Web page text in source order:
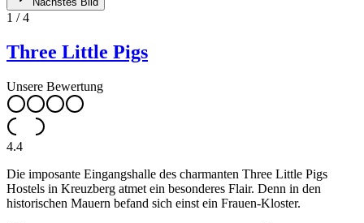
1 /4
Three Little Pigs
Unsere Bewertung
4.4
Die imposante Eingangshalle des charmanten Three Little Pigs
Hostels in Kreuzberg atmet ein besonderes Flair. Denn in den
historischen Mauern befand sich einst ein Frauen-Kloster.